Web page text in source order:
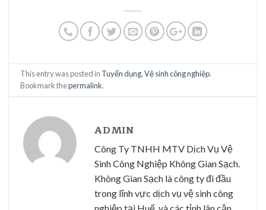
This entry was posted in Tuyển dụng,Vệ sinh công nghiệp.
Bookmark thepermalink.
ADMIN
Công Ty TNHH MTV Dịch Vụ Vệ
Sinh Công Nghiệp Không Gian Sạch.
Không Gian Sạch là công ty đi đầu
trong lĩnh vực dịch vụ vệ sinh công
nghiệp tại Huế, và các tỉnh lân cận..